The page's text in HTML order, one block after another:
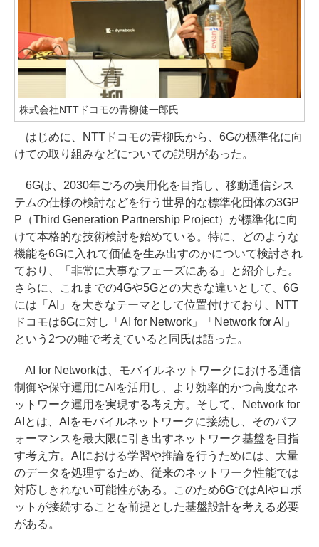
株式会社NTTドコモの青柳健一郎氏
はじめに、NTTドコモの青柳氏から、6Gの標準化に向
けての取り組みなどについての説明があった。
6Gは、2030年ごろの実用化を目指し、移動通信シス
テムの仕様の検討などを行う世界的な標準化団体の3GP
P（Third Generation Partnership Project）が標準化に向
けて本格的な技術検討を始めている。特に、どのような
機能を6Gに入れて価値を生み出すのかについて検討され
ており、「非常に大事なフェーズにある」と紹介した。
さらに、これまでの4Gや5Gとの大きな違いとして、6G
には「AI」を大きなテーマとして位置付けており、NTT
ドコモは6Gに対し「AI for Network」「Network for AI」
という2つの軸で考えていると同氏は語った。
AI for Networkは、モバイルネットワークにおける通信
制御や保守運用にAIを活用し、より効率的かつ高度なネ
ットワーク運用を実現する考え方。そして、Network for
AIとは、AIをモバイルネットワークに接続し、そのパフ
ォーマンスを最大限に引き出すネットワーク基盤を目指
す考え方。AIにおける学習や推論を行うためには、大量
のデータを処理するため、従来のネットワーク性能では
対応しきれない可能性がある。このため6GではAIやロボ
ットが接続することを前提とした基盤設計を考える必要
がある。